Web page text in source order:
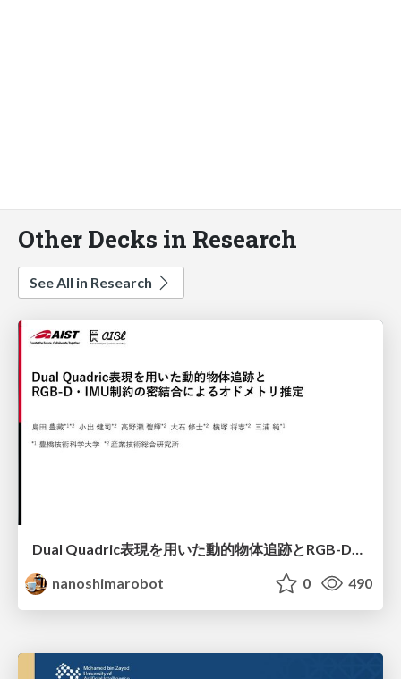
Other Decks in Research
See All in Research
Dual Quadric表現を用いた動的物体追跡とRGB-D・IMU制約の密結合によるオドメトリ推定
nanoshimarobot
0 490